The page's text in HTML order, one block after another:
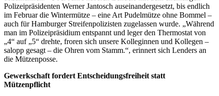
Polizeipräsidenten Werner Jantosch auseinandergesetzt, bis endlich
im Februar die Wintermütze – eine Art Pudelmütze ohne Bommel –
auch für Hamburger Streifenpolizisten zugelassen wurde. „Während
man im Polizeipräsidium entspannt und leger den Thermostat von
„4“ auf „5“ drehte, froren sich unsere Kolleginnen und Kollegen –
salopp gesagt – die Ohren vom Stamm.“, erinnert sich Lenders an
die Mützenposse.
Gewerkschaft fordert Entscheidungsfreiheit statt
Mützenpflicht